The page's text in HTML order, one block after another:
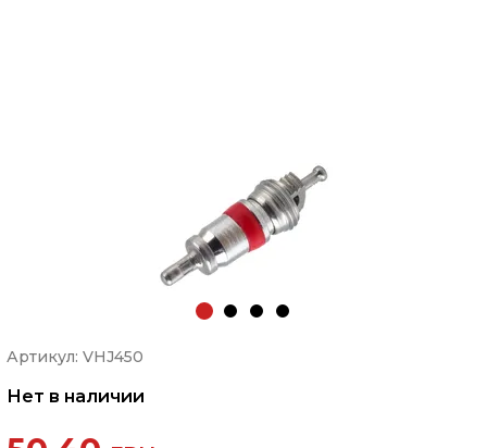
Артикул: VHJ450
Нет в наличии